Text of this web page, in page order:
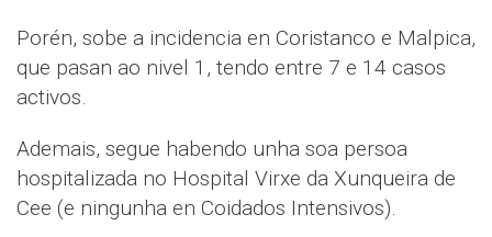
Porén, sobe a incidencia en Coristanco e Malpica,
que pasan ao nivel 1, tendo entre 7 e 14 casos
activos.
Ademais, segue habendo unha soa persoa
hospitalizada no Hospital Virxe da Xunqueira de
Cee (e ningunha en Coidados Intensivos).